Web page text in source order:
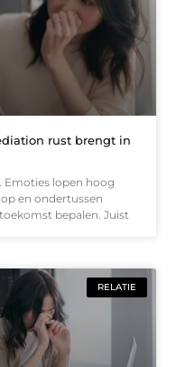
rust brengt in
Emoties lopen hoog
en ondertussen
bepalen. Juist
RELATIE